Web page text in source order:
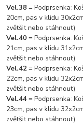
Vel.38 = Podprsenka:
20cm, pas v klidu
zvětšit nebo stáhnout)
Vel.40= Podprsenka:
21cm, pas v klidu
zvětšit nebo stáhnout)
Vel.42 = Podprsenka:
22cm, pas v klidu
zvětšit nebo stáhnout)
Vel.44 = Podprsenka:
23cm, pas v klidu
zvětšit nebo stáhnout)